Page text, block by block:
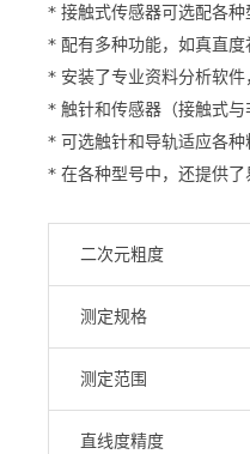
* 接触式传感器可选配各种
* 配有多种功能，如真直度
* 安装了专业资料分析软件
* 触针和传感器（接触式与
* 可选触针和导轨适应各种
* 在各种型号中，还提供了
二次元粗度
测定规格
测定范围
直线度精度